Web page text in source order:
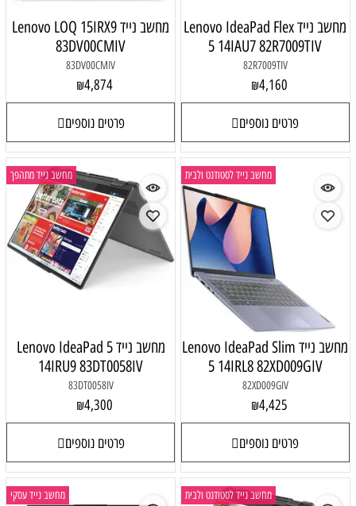
מחשב נייד Lenovo IdeaPad Flex
5 14IAU7 82R7009TIV
82R7009TIV
₪4,160
פרטים נוספים
מחשב נייד Lenovo LOQ 15IRX9
83DV00CMIV
83DV00CMIV
₪4,874
פרטים נוספים
מחשב נייד לסטודנט ולבית
מחשב נייד Lenovo IdeaPad Slim
5 14IRL8 82XD009GIV
82XD009GIV
₪4,425
פרטים נוספים
מחשב נייד מתהפך
מחשב נייד Lenovo IdeaPad 5
14IRU9 83DT0058IV
83DT0058IV
₪4,300
פרטים נוספים
מחשב נייד לסטודנט ולבית מחשב נייד עסקי